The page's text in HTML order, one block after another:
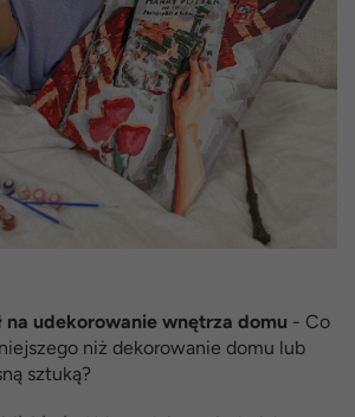
na udekorowanie wnętrza domu - Co
niż dekorowanie domu lub
sztuką?